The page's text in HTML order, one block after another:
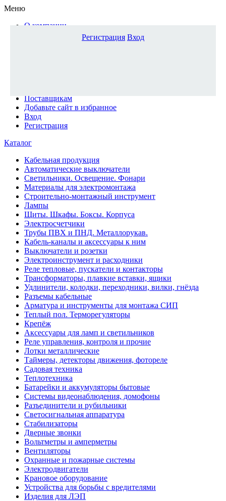
Меню
О компании
Доставка и оплата
Поставщикам
Добавьте сайт в избранное
Вход
Регистрация
Каталог
Кабельная продукция
Автоматические выключатели
Светильники. Освещение. Фонари
Материалы для электромонтажа
Строительно-монтажный инструмент
Лампы
Щиты. Шкафы. Боксы. Корпуса
Электросчетчики
Трубы ПВХ и ПНД. Металлорукав.
Кабель-каналы и аксессуары к ним
Выключатели и розетки
Электроинструмент и расходники
Реле тепловые, пускатели и контакторы
Трансформаторы, плавкие вставки, ящики
Удлинители, колодки, переходники, вилки, гнёзда
Разъемы кабельные
Арматура и инструменты для монтажа СИП
Теплый пол. Терморегуляторы
Крепёж
Аксессуары для ламп и светильников
Реле управления, контроля и прочие
Лотки металлические
Таймеры, детекторы движения, фотореле
Садовая техника
Теплотехника
Батарейки и аккумуляторы бытовые
Системы видеонаблюдения, домофоны
Разъединители и рубильники
Светосигнальная аппаратура
Стабилизаторы
Дверные звонки
Вольтметры и амперметры
Вентиляторы
Охранные и пожарные системы
Электродвигатели
Крановое оборудование
Устройства для борьбы с вредителями
Изделия для ЛЭП
Регистрация Вход